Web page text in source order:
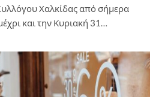
Χαλκίδας από σήμερα
και την Κυριακή 31…